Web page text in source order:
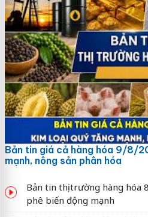
Bản tin giá cả hàng hóa 9/8/
mạnh, nông sản phân hóa
Bản tin thị trường hàng hóa
phê biến động mạnh